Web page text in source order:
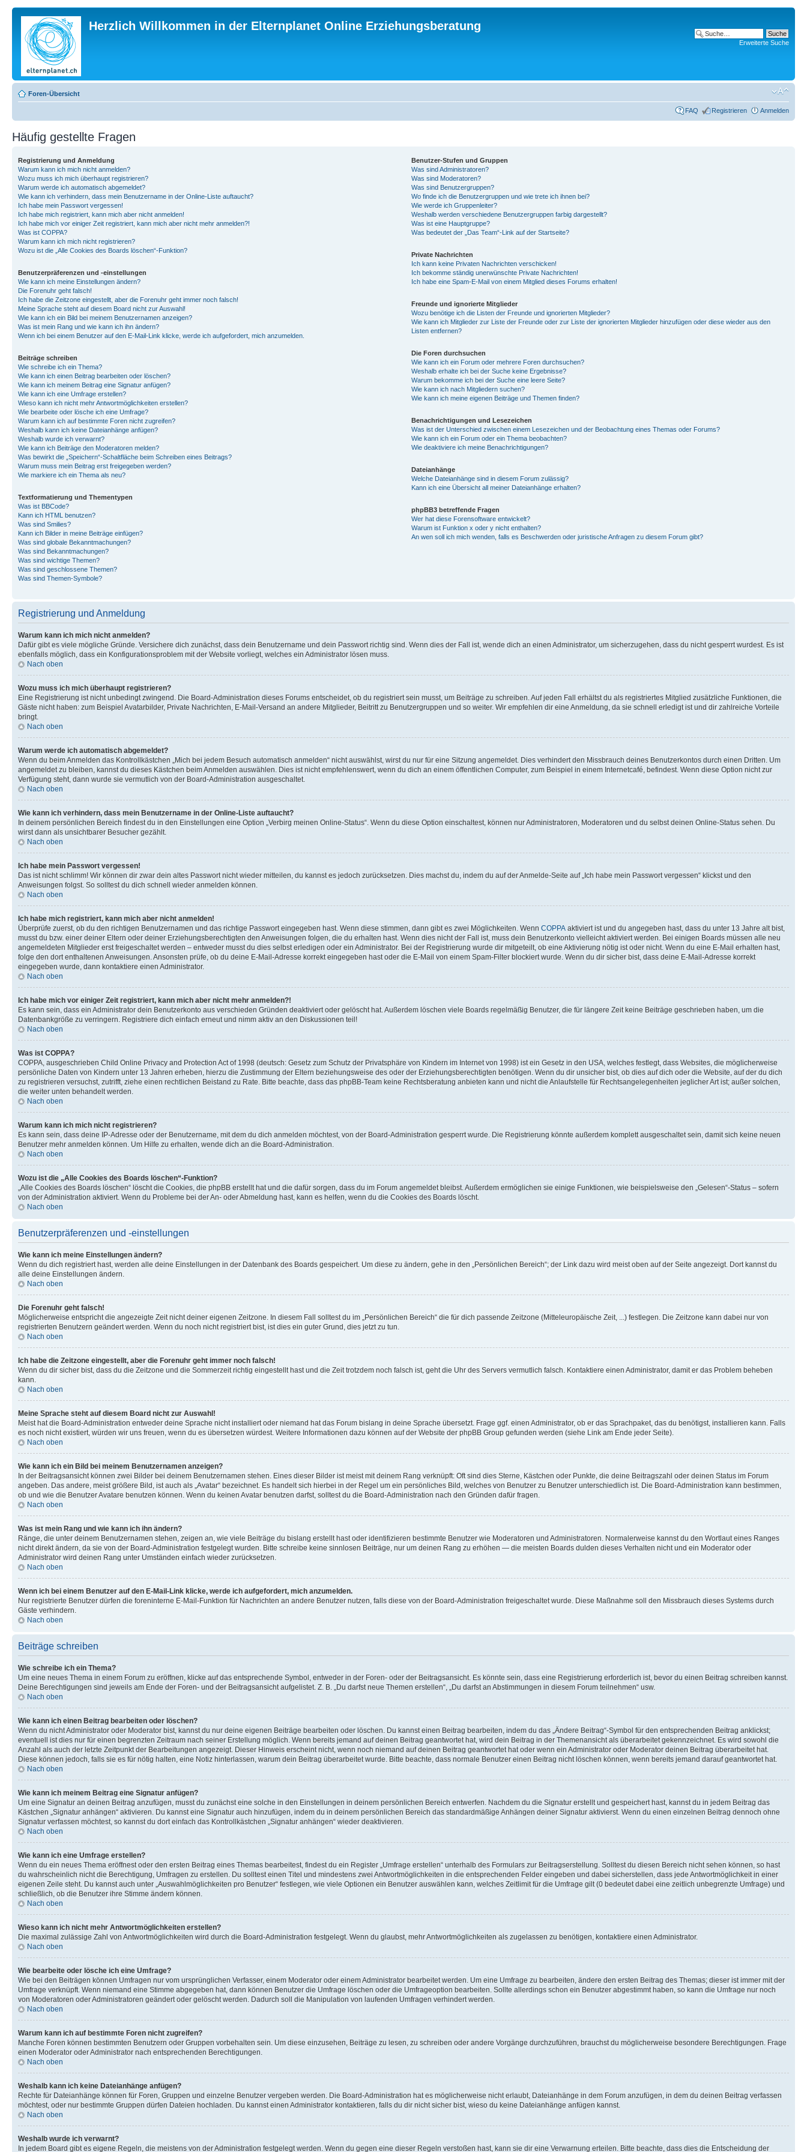
Herzlich Willkommen in der Elternplanet Online Erziehungsberatung
Erweiterte Suche
Foren-Übersicht
FAQ Registrieren Anmelden
Häufig gestellte Fragen
Registrierung und Anmeldung
Warum kann ich mich nicht anmelden?
Wozu muss ich mich überhaupt registrieren?
Warum werde ich automatisch abgemeldet?
Wie kann ich verhindern, dass mein Benutzername in der Online-Liste auftaucht?
Ich habe mein Passwort vergessen!
Ich habe mich registriert, kann mich aber nicht anmelden!
Ich habe mich vor einiger Zeit registriert, kann mich aber nicht mehr anmelden?!
Was ist COPPA?
Warum kann ich mich nicht registrieren?
Wozu ist die „Alle Cookies des Boards löschen“-Funktion?
Benutzerpräferenzen und -einstellungen
Wie kann ich meine Einstellungen ändern?
Die Forenuhr geht falsch!
Ich habe die Zeitzone eingestellt, aber die Forenuhr geht immer noch falsch!
Meine Sprache steht auf diesem Board nicht zur Auswahl!
Wie kann ich ein Bild bei meinem Benutzernamen anzeigen?
Was ist mein Rang und wie kann ich ihn ändern?
Wenn ich bei einem Benutzer auf den E-Mail-Link klicke, werde ich aufgefordert, mich anzumelden.
Beiträge schreiben
Wie schreibe ich ein Thema?
Wie kann ich einen Beitrag bearbeiten oder löschen?
Wie kann ich meinem Beitrag eine Signatur anfügen?
Wie kann ich eine Umfrage erstellen?
Wieso kann ich nicht mehr Antwortmöglichkeiten erstellen?
Wie bearbeite oder lösche ich eine Umfrage?
Warum kann ich auf bestimmte Foren nicht zugreifen?
Weshalb kann ich keine Dateianhänge anfügen?
Weshalb wurde ich verwarnt?
Wie kann ich Beiträge den Moderatoren melden?
Was bewirkt die „Speichern“-Schaltfläche beim Schreiben eines Beitrags?
Warum muss mein Beitrag erst freigegeben werden?
Wie markiere ich ein Thema als neu?
Textformatierung und Thementypen
Was ist BBCode?
Kann ich HTML benutzen?
Was sind Smilies?
Kann ich Bilder in meine Beiträge einfügen?
Was sind globale Bekanntmachungen?
Was sind Bekanntmachungen?
Was sind wichtige Themen?
Was sind geschlossene Themen?
Was sind Themen-Symbole?
Benutzer-Stufen und Gruppen
Was sind Administratoren?
Was sind Moderatoren?
Was sind Benutzergruppen?
Wo finde ich die Benutzergruppen und wie trete ich ihnen bei?
Wie werde ich Gruppenleiter?
Weshalb werden verschiedene Benutzergruppen farbig dargestellt?
Was ist eine Hauptgruppe?
Was bedeutet der „Das Team“-Link auf der Startseite?
Private Nachrichten
Ich kann keine Privaten Nachrichten verschicken!
Ich bekomme ständig unerwünschte Private Nachrichten!
Ich habe eine Spam-E-Mail von einem Mitglied dieses Forums erhalten!
Freunde und ignorierte Mitglieder
Wozu benötige ich die Listen der Freunde und ignorierten Mitglieder?
Wie kann ich Mitglieder zur Liste der Freunde oder zur Liste der ignorierten Mitglieder hinzufügen oder diese wieder aus den
Listen entfernen?
Die Foren durchsuchen
Wie kann ich ein Forum oder mehrere Foren durchsuchen?
Weshalb erhalte ich bei der Suche keine Ergebnisse?
Warum bekomme ich bei der Suche eine leere Seite?
Wie kann ich nach Mitgliedern suchen?
Wie kann ich meine eigenen Beiträge und Themen finden?
Benachrichtigungen und Lesezeichen
Was ist der Unterschied zwischen einem Lesezeichen und der Beobachtung eines Themas oder Forums?
Wie kann ich ein Forum oder ein Thema beobachten?
Wie deaktiviere ich meine Benachrichtigungen?
Dateianhänge
Welche Dateianhänge sind in diesem Forum zulässig?
Kann ich eine Übersicht all meiner Dateianhänge erhalten?
phpBB3 betreffende Fragen
Wer hat diese Forensoftware entwickelt?
Warum ist Funktion x oder y nicht enthalten?
An wen soll ich mich wenden, falls es Beschwerden oder juristische Anfragen zu diesem Forum gibt?
Registrierung und Anmeldung
Warum kann ich mich nicht anmelden?
Dafür gibt es viele mögliche Gründe. Versichere dich zunächst, dass dein Benutzername und dein Passwort richtig sind. Wenn dies der Fall ist, wende dich an einen Administrator, um sicherzugehen, dass du nicht gesperrt wurdest. Es ist
ebenfalls möglich, dass ein Konfigurationsproblem mit der Website vorliegt, welches ein Administrator lösen muss.
Nach oben
Wozu muss ich mich überhaupt registrieren?
Eine Registrierung ist nicht unbedingt zwingend. Die Board-Administration dieses Forums entscheidet, ob du registriert sein musst, um Beiträge zu schreiben. Auf jeden Fall erhältst du als registriertes Mitglied zusätzliche Funktionen, die
Gäste nicht haben: zum Beispiel Avatarbilder, Private Nachrichten, E-Mail-Versand an andere Mitglieder, Beitritt zu Benutzergruppen und so weiter. Wir empfehlen dir eine Anmeldung, da sie schnell erledigt ist und dir zahlreiche Vorteile
bringt.
Nach oben
Warum werde ich automatisch abgemeldet?
Wenn du beim Anmelden das Kontrollkästchen „Mich bei jedem Besuch automatisch anmelden“ nicht auswählst, wirst du nur für eine Sitzung angemeldet. Dies verhindert den Missbrauch deines Benutzerkontos durch einen Dritten. Um
angemeldet zu bleiben, kannst du dieses Kästchen beim Anmelden auswählen. Dies ist nicht empfehlenswert, wenn du dich an einem öffentlichen Computer, zum Beispiel in einem Internetcafé, befindest. Wenn diese Option nicht zur
Verfügung steht, dann wurde sie vermutlich von der Board-Administration ausgeschaltet.
Nach oben
Wie kann ich verhindern, dass mein Benutzername in der Online-Liste auftaucht?
In deinem persönlichen Bereich findest du in den Einstellungen eine Option „Verbirg meinen Online-Status“. Wenn du diese Option einschaltest, können nur Administratoren, Moderatoren und du selbst deinen Online-Status sehen. Du
wirst dann als unsichtbarer Besucher gezählt.
Nach oben
Ich habe mein Passwort vergessen!
Das ist nicht schlimm! Wir können dir zwar dein altes Passwort nicht wieder mitteilen, du kannst es jedoch zurücksetzen. Dies machst du, indem du auf der Anmelde-Seite auf „Ich habe mein Passwort vergessen“ klickst und den
Anweisungen folgst. So solltest du dich schnell wieder anmelden können.
Nach oben
Ich habe mich registriert, kann mich aber nicht anmelden!
Überprüfe zuerst, ob du den richtigen Benutzernamen und das richtige Passwort eingegeben hast. Wenn diese stimmen, dann gibt es zwei Möglichkeiten. Wenn COPPA aktiviert ist und du angegeben hast, dass du unter 13 Jahre alt bist,
musst du bzw. einer deiner Eltern oder deiner Erziehungsberechtigten den Anweisungen folgen, die du erhalten hast. Wenn dies nicht der Fall ist, muss dein Benutzerkonto vielleicht aktiviert werden. Bei einigen Boards müssen alle neu
angemeldeten Mitglieder erst freigeschaltet werden – entweder musst du dies selbst erledigen oder ein Administrator. Bei der Registrierung wurde dir mitgeteilt, ob eine Aktivierung nötig ist oder nicht. Wenn du eine E-Mail erhalten hast,
folge den dort enthaltenen Anweisungen. Ansonsten prüfe, ob du deine E-Mail-Adresse korrekt eingegeben hast oder die E-Mail von einem Spam-Filter blockiert wurde. Wenn du dir sicher bist, dass deine E-Mail-Adresse korrekt
eingegeben wurde, dann kontaktiere einen Administrator.
Nach oben
Ich habe mich vor einiger Zeit registriert, kann mich aber nicht mehr anmelden?!
Es kann sein, dass ein Administrator dein Benutzerkonto aus verschieden Gründen deaktiviert oder gelöscht hat. Außerdem löschen viele Boards regelmäßig Benutzer, die für längere Zeit keine Beiträge geschrieben haben, um die
Datenbankgröße zu verringern. Registriere dich einfach erneut und nimm aktiv an den Diskussionen teil!
Nach oben
Was ist COPPA?
COPPA, ausgeschrieben Child Online Privacy and Protection Act of 1998 (deutsch: Gesetz zum Schutz der Privatsphäre von Kindern im Internet von 1998) ist ein Gesetz in den USA, welches festlegt, dass Websites, die möglicherweise
persönliche Daten von Kindern unter 13 Jahren erheben, hierzu die Zustimmung der Eltern beziehungsweise des oder der Erziehungsberechtigten benötigen. Wenn du dir unsicher bist, ob dies auf dich oder die Website, auf der du dich
zu registrieren versuchst, zutrifft, ziehe einen rechtlichen Beistand zu Rate. Bitte beachte, dass das phpBB-Team keine Rechtsberatung anbieten kann und nicht die Anlaufstelle für Rechtsangelegenheiten jeglicher Art ist; außer solchen,
die weiter unten behandelt werden.
Nach oben
Warum kann ich mich nicht registrieren?
Es kann sein, dass deine IP-Adresse oder der Benutzername, mit dem du dich anmelden möchtest, von der Board-Administration gesperrt wurde. Die Registrierung könnte außerdem komplett ausgeschaltet sein, damit sich keine neuen
Benutzer mehr anmelden können. Um Hilfe zu erhalten, wende dich an die Board-Administration.
Nach oben
Wozu ist die „Alle Cookies des Boards löschen“-Funktion?
„Alle Cookies des Boards löschen“ löscht die Cookies, die phpBB erstellt hat und die dafür sorgen, dass du im Forum angemeldet bleibst. Außerdem ermöglichen sie einige Funktionen, wie beispielsweise den „Gelesen“-Status – sofern
von der Administration aktiviert. Wenn du Probleme bei der An- oder Abmeldung hast, kann es helfen, wenn du die Cookies des Boards löscht.
Nach oben
Benutzerpräferenzen und -einstellungen
Wie kann ich meine Einstellungen ändern?
Wenn du dich registriert hast, werden alle deine Einstellungen in der Datenbank des Boards gespeichert. Um diese zu ändern, gehe in den „Persönlichen Bereich“; der Link dazu wird meist oben auf der Seite angezeigt. Dort kannst du
alle deine Einstellungen ändern.
Nach oben
Die Forenuhr geht falsch!
Möglicherweise entspricht die angezeigte Zeit nicht deiner eigenen Zeitzone. In diesem Fall solltest du im „Persönlichen Bereich“ die für dich passende Zeitzone (Mitteleuropäische Zeit, ...) festlegen. Die Zeitzone kann dabei nur von
registrierten Benutzern geändert werden. Wenn du noch nicht registriert bist, ist dies ein guter Grund, dies jetzt zu tun.
Nach oben
Ich habe die Zeitzone eingestellt, aber die Forenuhr geht immer noch falsch!
Wenn du dir sicher bist, dass du die Zeitzone und die Sommerzeit richtig eingestellt hast und die Zeit trotzdem noch falsch ist, geht die Uhr des Servers vermutlich falsch. Kontaktiere einen Administrator, damit er das Problem beheben
kann.
Nach oben
Meine Sprache steht auf diesem Board nicht zur Auswahl!
Meist hat die Board-Administration entweder deine Sprache nicht installiert oder niemand hat das Forum bislang in deine Sprache übersetzt. Frage ggf. einen Administrator, ob er das Sprachpaket, das du benötigst, installieren kann. Falls
es noch nicht existiert, würden wir uns freuen, wenn du es übersetzen würdest. Weitere Informationen dazu können auf der Website der phpBB Group gefunden werden (siehe Link am Ende jeder Seite).
Nach oben
Wie kann ich ein Bild bei meinem Benutzernamen anzeigen?
In der Beitragsansicht können zwei Bilder bei deinem Benutzernamen stehen. Eines dieser Bilder ist meist mit deinem Rang verknüpft: Oft sind dies Sterne, Kästchen oder Punkte, die deine Beitragszahl oder deinen Status im Forum
angeben. Das andere, meist größere Bild, ist auch als „Avatar“ bezeichnet. Es handelt sich hierbei in der Regel um ein persönliches Bild, welches von Benutzer zu Benutzer unterschiedlich ist. Die Board-Administration kann bestimmen,
ob und wie die Benutzer Avatare benutzen können. Wenn du keinen Avatar benutzen darfst, solltest du die Board-Administration nach den Gründen dafür fragen.
Nach oben
Was ist mein Rang und wie kann ich ihn ändern?
Ränge, die unter deinem Benutzernamen stehen, zeigen an, wie viele Beiträge du bislang erstellt hast oder identifizieren bestimmte Benutzer wie Moderatoren und Administratoren. Normalerweise kannst du den Wortlaut eines Ranges
nicht direkt ändern, da sie von der Board-Administration festgelegt wurden. Bitte schreibe keine sinnlosen Beiträge, nur um deinen Rang zu erhöhen — die meisten Boards dulden dieses Verhalten nicht und ein Moderator oder
Administrator wird deinen Rang unter Umständen einfach wieder zurücksetzen.
Nach oben
Wenn ich bei einem Benutzer auf den E-Mail-Link klicke, werde ich aufgefordert, mich anzumelden.
Nur registrierte Benutzer dürfen die foreninterne E-Mail-Funktion für Nachrichten an andere Benutzer nutzen, falls diese von der Board-Administration freigeschaltet wurde. Diese Maßnahme soll den Missbrauch dieses Systems durch
Gäste verhindern.
Nach oben
Beiträge schreiben
Wie schreibe ich ein Thema?
Um eine neues Thema in einem Forum zu eröffnen, klicke auf das entsprechende Symbol, entweder in der Foren- oder der Beitragsansicht. Es könnte sein, dass eine Registrierung erforderlich ist, bevor du einen Beitrag schreiben kannst.
Deine Berechtigungen sind jeweils am Ende der Foren- und der Beitragsansicht aufgelistet. Z. B. „Du darfst neue Themen erstellen“, „Du darfst an Abstimmungen in diesem Forum teilnehmen“ usw.
Nach oben
Wie kann ich einen Beitrag bearbeiten oder löschen?
Wenn du nicht Administrator oder Moderator bist, kannst du nur deine eigenen Beiträge bearbeiten oder löschen. Du kannst einen Beitrag bearbeiten, indem du das „Ändere Beitrag“-Symbol für den entsprechenden Beitrag anklickst;
eventuell ist dies nur für einen begrenzten Zeitraum nach seiner Erstellung möglich. Wenn bereits jemand auf deinen Beitrag geantwortet hat, wird dein Beitrag in der Themenansicht als überarbeitet gekennzeichnet. Es wird sowohl die
Anzahl als auch der letzte Zeitpunkt der Bearbeitungen angezeigt. Dieser Hinweis erscheint nicht, wenn noch niemand auf deinen Beitrag geantwortet hat oder wenn ein Administrator oder Moderator deinen Beitrag überarbeitet hat.
Diese können jedoch, falls sie es für nötig halten, eine Notiz hinterlassen, warum dein Beitrag überarbeitet wurde. Bitte beachte, dass normale Benutzer einen Beitrag nicht löschen können, wenn bereits jemand darauf geantwortet hat.
Nach oben
Wie kann ich meinem Beitrag eine Signatur anfügen?
Um eine Signatur an deinen Beitrag anzufügen, musst du zunächst eine solche in den Einstellungen in deinem persönlichen Bereich entwerfen. Nachdem du die Signatur erstellt und gespeichert hast, kannst du in jedem Beitrag das
Kästchen „Signatur anhängen“ aktivieren. Du kannst eine Signatur auch hinzufügen, indem du in deinem persönlichen Bereich das standardmäßige Anhängen deiner Signatur aktivierst. Wenn du einen einzelnen Beitrag dennoch ohne
Signatur verfassen möchtest, so kannst du dort einfach das Kontrollkästchen „Signatur anhängen“ wieder deaktivieren.
Nach oben
Wie kann ich eine Umfrage erstellen?
Wenn du ein neues Thema eröffnest oder den ersten Beitrag eines Themas bearbeitest, findest du ein Register „Umfrage erstellen“ unterhalb des Formulars zur Beitragserstellung. Solltest du diesen Bereich nicht sehen können, so hast
du wahrscheinlich nicht die Berechtigung, Umfragen zu erstellen. Du solltest einen Titel und mindestens zwei Antwortmöglichkeiten in die entsprechenden Felder eingeben und dabei sicherstellen, dass jede Antwortmöglichkeit in einer
eigenen Zeile steht. Du kannst auch unter „Auswahlmöglichkeiten pro Benutzer“ festlegen, wie viele Optionen ein Benutzer auswählen kann, welches Zeitlimit für die Umfrage gilt (0 bedeutet dabei eine zeitlich unbegrenzte Umfrage) und
schließlich, ob die Benutzer ihre Stimme ändern können.
Nach oben
Wieso kann ich nicht mehr Antwortmöglichkeiten erstellen?
Die maximal zulässige Zahl von Antwortmöglichkeiten wird durch die Board-Administration festgelegt. Wenn du glaubst, mehr Antwortmöglichkeiten als zugelassen zu benötigen, kontaktiere einen Administrator.
Nach oben
Wie bearbeite oder lösche ich eine Umfrage?
Wie bei den Beiträgen können Umfragen nur vom ursprünglichen Verfasser, einem Moderator oder einem Administrator bearbeitet werden. Um eine Umfrage zu bearbeiten, ändere den ersten Beitrag des Themas; dieser ist immer mit der
Umfrage verknüpft. Wenn niemand eine Stimme abgegeben hat, dann können Benutzer die Umfrage löschen oder die Umfrageoption bearbeiten. Sollte allerdings schon ein Benutzer abgestimmt haben, so kann die Umfrage nur noch
von Moderatoren oder Administratoren geändert oder gelöscht werden. Dadurch soll die Manipulation von laufenden Umfragen verhindert werden.
Nach oben
Warum kann ich auf bestimmte Foren nicht zugreifen?
Manche Foren können bestimmten Benutzern oder Gruppen vorbehalten sein. Um diese einzusehen, Beiträge zu lesen, zu schreiben oder andere Vorgänge durchzuführen, brauchst du möglicherweise besondere Berechtigungen. Frage
einen Moderator oder Administrator nach entsprechenden Berechtigungen.
Nach oben
Weshalb kann ich keine Dateianhänge anfügen?
Rechte für Dateianhänge können für Foren, Gruppen und einzelne Benutzer vergeben werden. Die Board-Administration hat es möglicherweise nicht erlaubt, Dateianhänge in dem Forum anzufügen, in dem du deinen Beitrag verfassen
möchtest, oder nur bestimmte Gruppen dürfen Dateien hochladen. Du kannst einen Administrator kontaktieren, falls du dir nicht sicher bist, wieso du keine Dateianhänge anfügen kannst.
Nach oben
Weshalb wurde ich verwarnt?
In jedem Board gibt es eigene Regeln, die meistens von der Administration festgelegt werden. Wenn du gegen eine dieser Regeln verstoßen hast, kann sie dir eine Verwarnung erteilen. Bitte beachte, dass dies die Entscheidung der